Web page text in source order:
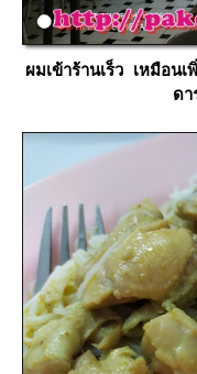
ผมเข้าร้านเร็ว เหมือน
ดา